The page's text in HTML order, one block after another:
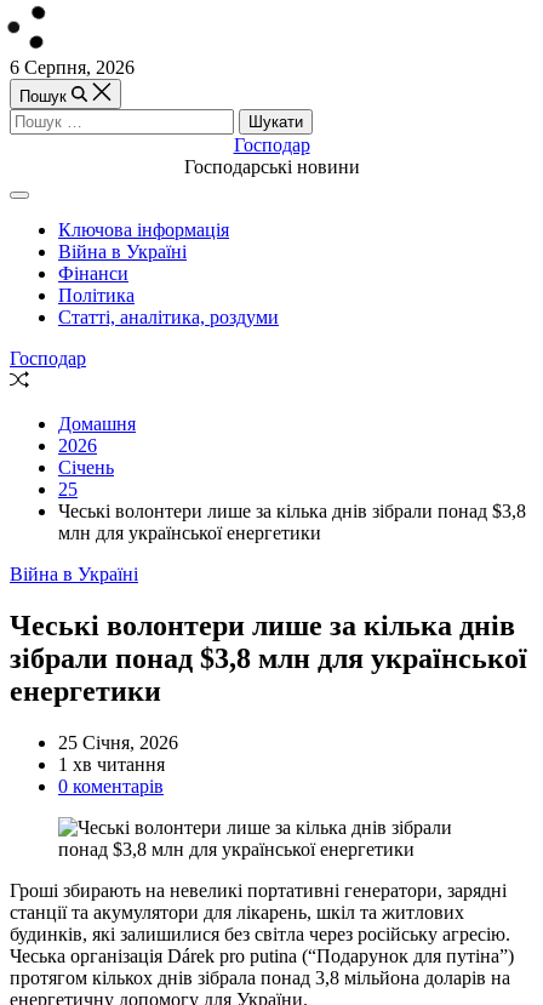
Перейти
до
вмісту
6 Серпня, 2026
Пошук
Пошук:
Господар
Господарські новини
Off
Canvas
(поза
полотном)
Ключова інформація
Війна в Україні
Фінанси
Політика
Статті, аналітика, роздуми
Господар
Випадкова
Домашня
2026
Січень
25
Чеські волонтери лише за кілька днів зібрали понад $3,8
млн для української енергетики
Категорії
Війна в Україні
Чеські волонтери лише за кілька днів
зібрали понад $3,8 млн для української
енергетики
25 Січня, 2026
Орієнтовний
час
1 хв читання
0 коментарів
Гроші збирають на невеликі портативні генератори, зарядні
станції та акумулятори для лікарень, шкіл та житлових
будинків, які залишилися без світла через російську агресію.
Чеська організація Dárek pro putina (“Подарунок для путіна”)
протягом кількох днів зібрала понад 3,8 мільйона доларів на
енергетичну допомогу для України.